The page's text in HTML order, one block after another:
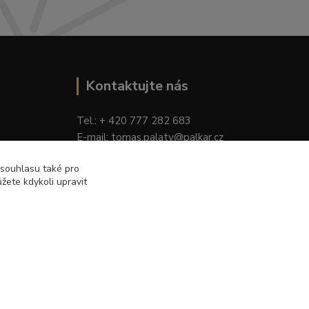
Kontaktujte nás
Tel.: + 420 777 282 683
E-mail: tomas.palaty@palkar.cz
také pro
kdykoli upravit